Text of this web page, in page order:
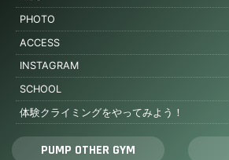
PHOTO
ACCESS
INSTAGRAM
SCHOOL
体験クライミングをやってみよう！
PUMP OTHER GYM